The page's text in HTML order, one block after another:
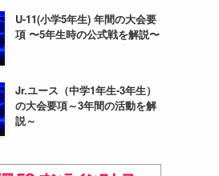
U-11(小学5年生) 年間の大会要
項 〜5年生時の公式戦を解説〜
Jr.ユース（中学1年生-3年生）
の大会要項～3年間の活動を解
説～